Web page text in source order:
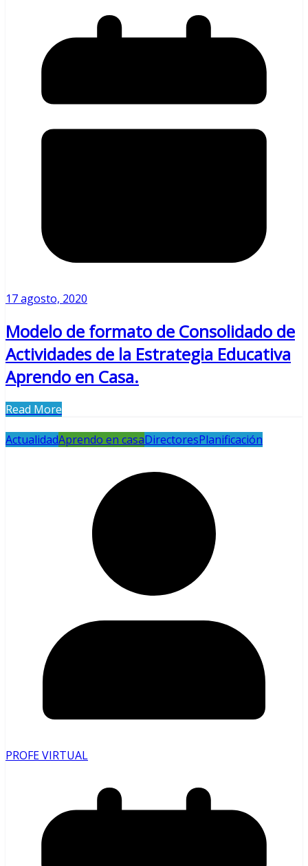
17 agosto, 2020
Modelo de formato de Consolidado de
Actividades de la Estrategia Educativa
Aprendo en Casa.
Read More
ActualidadAprendo en casaDirectoresPlanificación
PROFE VIRTUAL